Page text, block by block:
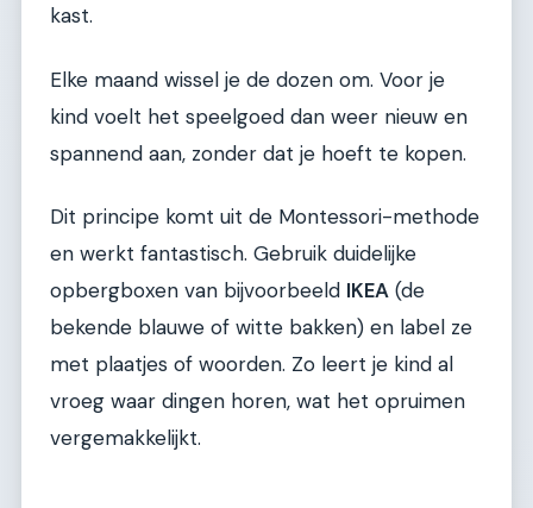
kast.
Elke maand wissel je de dozen om. Voor je
kind voelt het speelgoed dan weer nieuw en
spannend aan, zonder dat je hoeft te kopen.
Dit principe komt uit de Montessori-methode
en werkt fantastisch. Gebruik duidelijke
opbergboxen van bijvoorbeeld IKEA (de
bekende blauwe of witte bakken) en label ze
met plaatjes of woorden. Zo leert je kind al
vroeg waar dingen horen, wat het opruimen
vergemakkelijkt.